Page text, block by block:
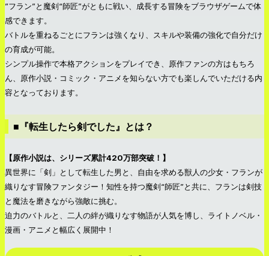
”フラン”と魔剣“師匠”がともに戦い、成長する冒険をブラウザゲームで体
感できます。
バトルを重ねるごとにフランは強くなり、スキルや装備の強化で自分だけ
の育成が可能。
シンプル操作で本格アクションをプレイでき、原作ファンの方はもちろ
ん、原作小説・コミック・アニメを知らない方でも楽しんでいただける内
容となっております。
■『転生したら剣でした』とは？
【原作小説は、シリーズ累計420万部突破！】
異世界に「剣」として転生した男と、自由を求める獣人の少女・フランが
織りなす冒険ファンタジー！知性を持つ魔剣“師匠”と共に、フランは剣技
と魔法を磨きながら強敵に挑む。
迫力のバトルと、二人の絆が織りなす物語が人気を博し、ライトノベル・
漫画・アニメと幅広く展開中！